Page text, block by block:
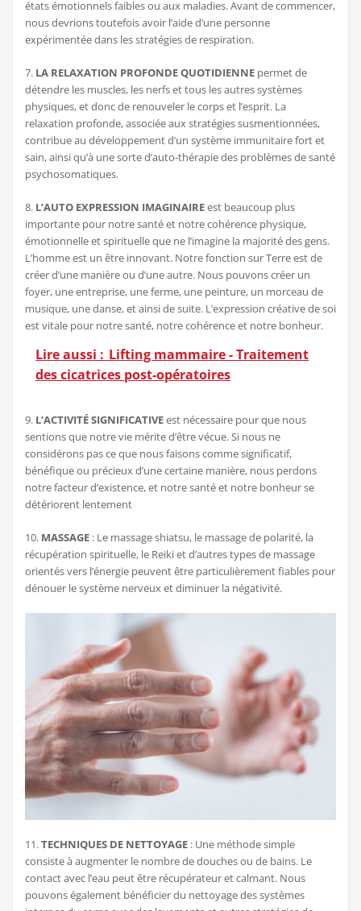
états émotionnels faibles ou aux maladies. Avant de commencer,
nous devrions toutefois avoir l’aide d’une personne
expérimentée dans les stratégies de respiration.
7. LA RELAXATION PROFONDE QUOTIDIENNE permet de
détendre les muscles, les nerfs et tous les autres systèmes
physiques, et donc de renouveler le corps et l’esprit. La
relaxation profonde, associée aux stratégies susmentionnées,
contribue au développement d’un système immunitaire fort et
sain, ainsi qu’à une sorte d’auto-thérapie des problèmes de santé
psychosomatiques.
8. L’AUTO EXPRESSION IMAGINAIREest beaucoup plus
importante pour notre santé et notre cohérence physique,
émotionnelle et spirituelle que ne l’imagine la majorité des gens.
L’homme est un être innovant. Notre fonction sur Terre est de
créer d’une manière ou d’une autre. Nous pouvons créer un
foyer, une entreprise, une ferme, une peinture, un morceau de
musique, une danse, et ainsi de suite. L’expression créative de soi
est vitale pour notre santé, notre cohérence et notre bonheur.
Lire aussi : Lifting mammaire - Traitement
des cicatrices post-opératoires
9. L’ACTIVITÉ SIGNIFICATIVEest nécessaire pour que nous
sentions que notre vie mérite d’être vécue. Si nous ne
considérons pas ce que nous faisons comme significatif,
bénéfique ou précieux d’une certaine manière, nous perdons
notre facteur d’existence, et notre santé et notre bonheur se
détériorent lentement
10. MASSAGE : Le massage shiatsu, le massage de polarité, la
récupération spirituelle, le Reiki et d’autres types de massage
orientés vers l’énergie peuvent être particulièrement fiables pour
dénouer le système nerveux et diminuer la négativité.
11.TECHNIQUES DE NETTOYAGE : Une méthode simple
consiste à augmenter le nombre de douches ou de bains. Le
contact avec l’eau peut être récupérateur et calmant. Nous
pouvons également bénéficier du nettoyage des systèmes